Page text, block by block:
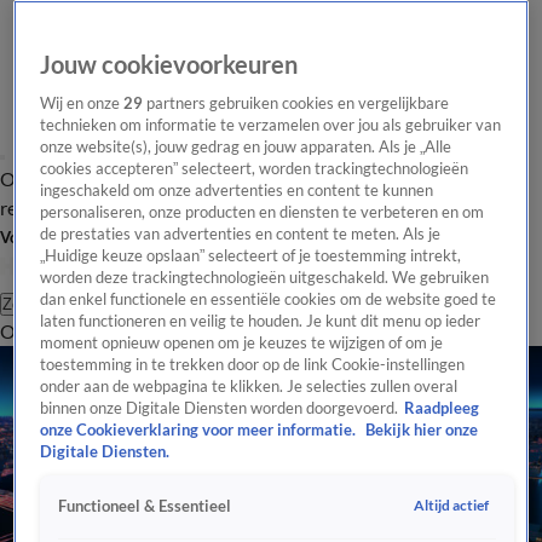
Overzicht Laatste nieuws Regionieuws Het beste van Hart
Tip de
redactie
Volg Hart van Nederland
Zoeken
OverzichtRegioUitzendingenWeerTip de redactiePanelVideo's
Jouw cookievoorkeuren
Wij en onze29 partners gebruiken cookies en vergelijkbare
technieken om informatie te verzamelen over jou als gebruiker van
onze website(s), jouw gedrag en jouw apparaten. Als je „Alle
cookies accepteren” selecteert, worden trackingtechnologieën
ingeschakeld om onze advertenties en content te kunnen
personaliseren, onze producten en diensten te verbeteren en om
de prestaties van advertenties en content te meten. Als je
„Huidige keuze opslaan” selecteert of je toestemming intrekt,
worden deze trackingtechnologieën uitgeschakeld. We gebruiken
dan enkel functionele en essentiële cookies om de website goed te
laten functioneren en veilig te houden. Je kunt dit menu op ieder
moment opnieuw openen om je keuzes te wijzigen of om je
toestemming in te trekken door op de link Cookie-instellingen
onder aan de webpagina te klikken. Je selecties zullen overal
binnen onze Digitale Diensten worden doorgevoerd. Raadpleeg
onze Cookieverklaring voor meer informatie.
Bekijk hier onze
Digitale Diensten.
Functioneel & Essentieel Altijd actief